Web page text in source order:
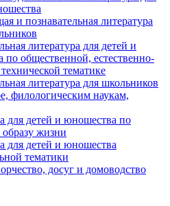
и познавательная литература
литература для детей и
по общественной, естественно-
тематике
литература для школьников
филологическим наукам,
для детей и юношества по
жизни
для детей и юношества
тематики
досуг и домоводство